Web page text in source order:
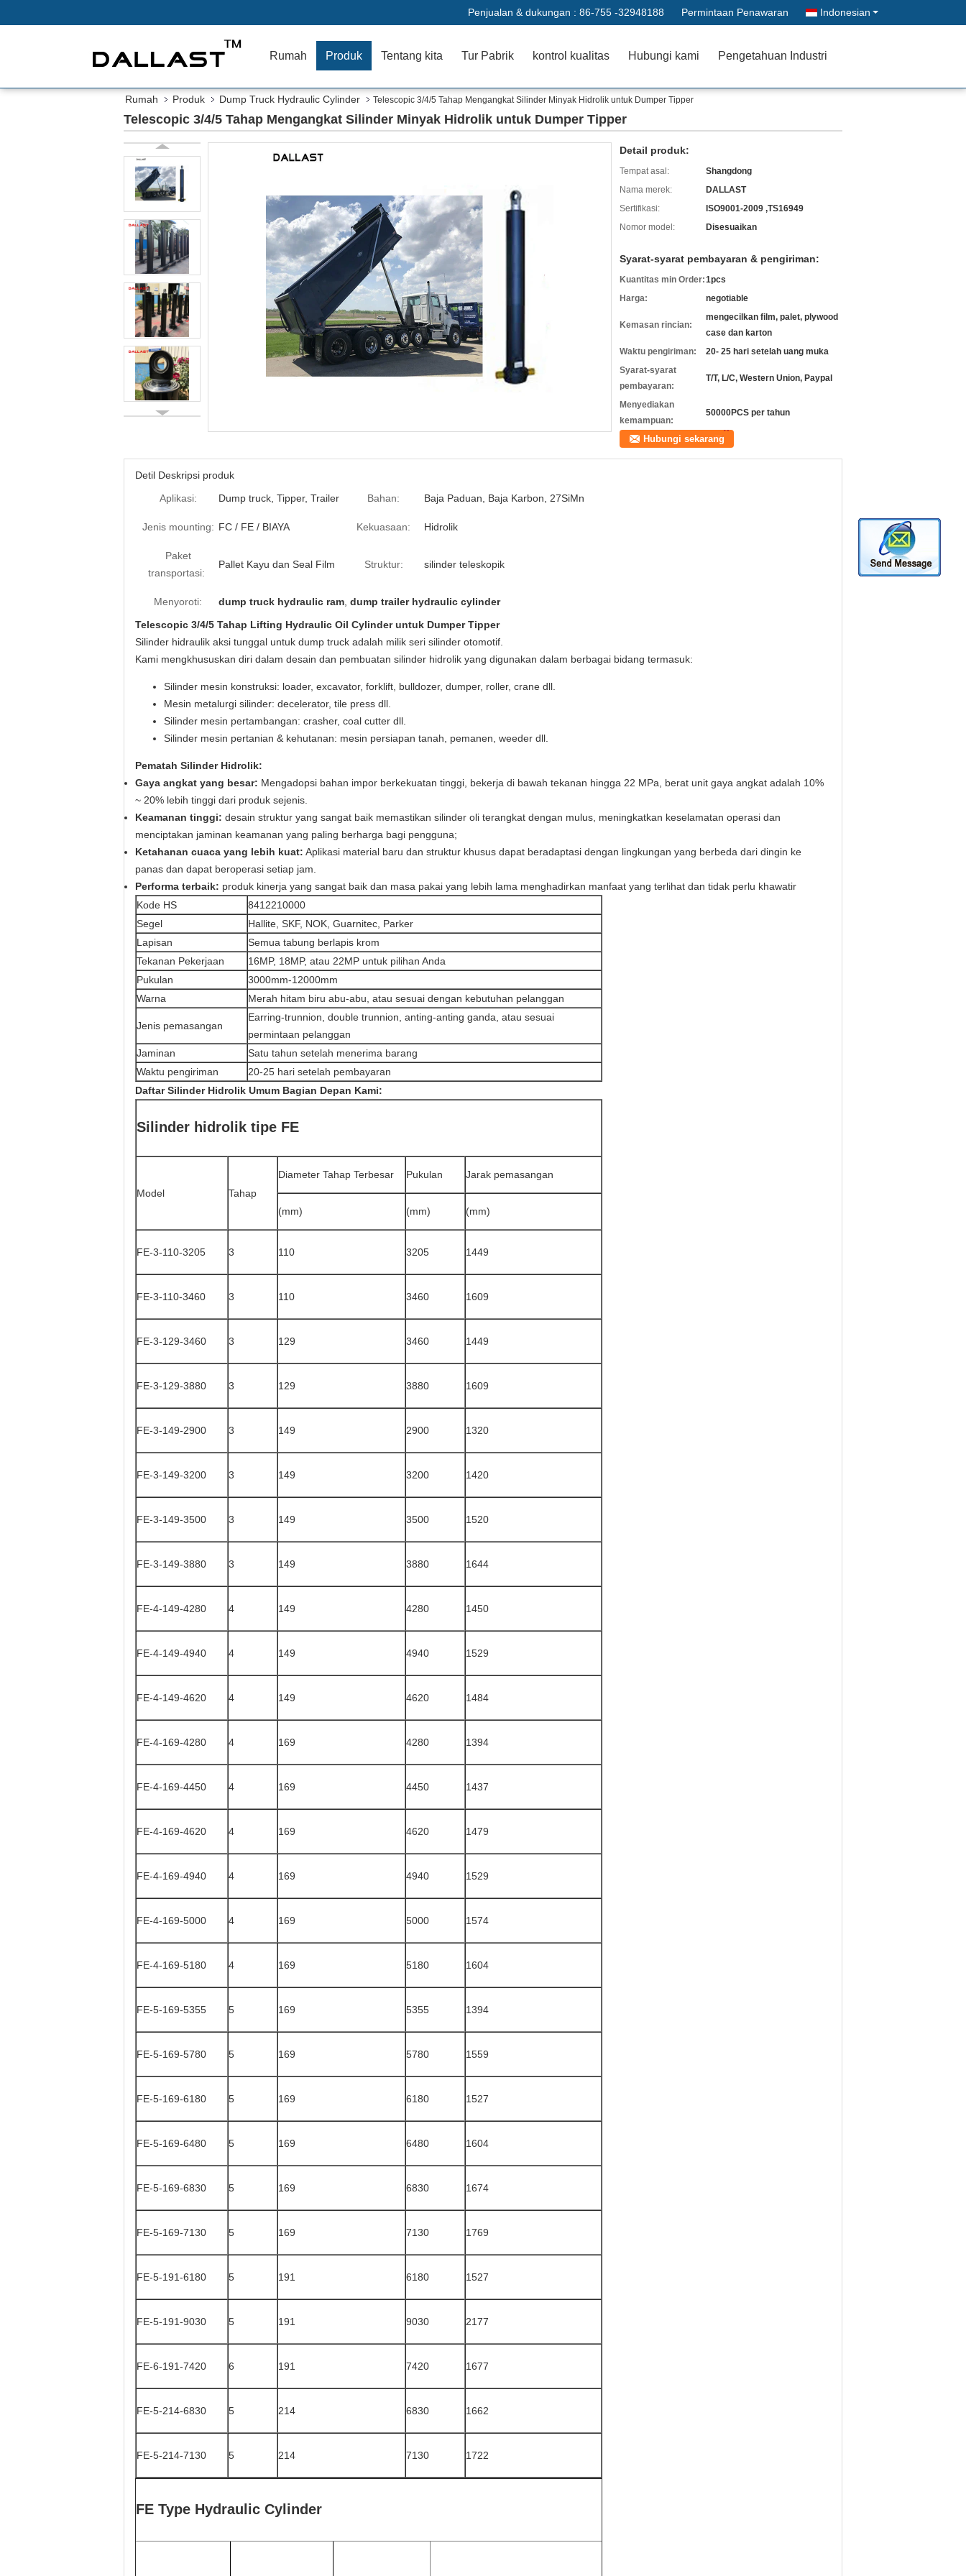
Penjualan & dukungan : 86-755 -32948188 Permintaan Penawaran Indonesian
Rumah Produk Tentang kita Tur Pabrik kontrol kualitas Hubungi kami Pengetahuan Industri
Rumah Produk Dump Truck Hydraulic Cylinder Telescopic 3/4/5 Tahap Mengangkat Silinder Minyak Hidrolik untuk Dumper Tipper
Telescopic 3/4/5 Tahap Mengangkat Silinder Minyak Hidrolik untuk Dumper Tipper
Detail produk:
Tempat asal:
Shangdong
Nama merek:
DALLAST
Sertifikasi:
ISO9001-2009 ,TS16949
Nomor model:
Disesuaikan
Syarat-syarat pembayaran & pengiriman:
Kuantitas min Order:1pcs
Harga:
negotiable
Kemasan rincian:
mengecilkan film, palet, plywood
case dan karton
Waktu pengiriman:
20- 25 hari setelah uang muka
Syarat-syarat
pembayaran:
T/T, L/C, Western Union, Paypal
Menyediakan
kemampuan:
50000PCS per tahun
Hubungi sekarang
Detil Deskripsi produk
Aplikasi:
Dump truck, Tipper, Trailer Bahan: Baja Paduan, Baja Karbon, 27SiMn
Jenis mounting: FC / FE / BIAYA Kekuasaan: Hidrolik
Paket
transportasi:
Pallet Kayu dan Seal Film Struktur: silinder teleskopik
Menyoroti: dump truck hydraulic ram dump trailer hydraulic cylinder
Telescopic 3/4/5 Tahap Lifting Hydraulic Oil Cylinder untuk Dumper Tipper
Silinder hidraulik aksi tunggal untuk dump truck adalah milik seri silinder otomotif.
Kami mengkhususkan diri dalam desain dan pembuatan silinder hidrolik yang digunakan dalam berbagai bidang termasuk:
Silinder mesin konstruksi: loader, excavator, forklift, bulldozer, dumper, roller, crane dll.
Mesin metalurgi silinder: decelerator, tile press dll.
Silinder mesin pertambangan: crasher, coal cutter dll.
Silinder mesin pertanian & kehutanan: mesin persiapan tanah, pemanen, weeder dll.
Pematah Silinder Hidrolik:
Gaya angkat yang besar: Mengadopsi bahan impor berkekuatan tinggi, bekerja di bawah tekanan hingga 22 MPa, berat unit gaya angkat adalah 10%
~ 20% lebih tinggi dari produk sejenis.
Keamanan tinggi: desain struktur yang sangat baik memastikan silinder oli terangkat dengan mulus, meningkatkan keselamatan operasi dan
menciptakan jaminan keamanan yang paling berharga bagi pengguna;
Ketahanan cuaca yang lebih kuat: Aplikasi material baru dan struktur khusus dapat beradaptasi dengan lingkungan yang berbeda dari dingin ke
panas dan dapat beroperasi setiap jam.
Performa terbaik: produk kinerja yang sangat baik dan masa pakai yang lebih lama menghadirkan manfaat yang terlihat dan tidak perlu khawatir
Kode HS
8412210000
Segel
Hallite, SKF, NOK, Guarnitec, Parker
Lapisan
Semua tabung berlapis krom
Tekanan Pekerjaan
16MP, 18MP, atau 22MP untuk pilihan Anda
Pukulan
3000mm-12000mm
Warna
Merah hitam biru abu-abu, atau sesuai dengan kebutuhan pelanggan
Jenis pemasangan
Earring-trunnion, double trunnion, anting-anting ganda, atau sesuai
permintaan pelanggan
Jaminan
Satu tahun setelah menerima barang
Waktu pengiriman
20-25 hari setelah pembayaran
Daftar Silinder Hidrolik Umum Bagian Depan Kami:
Silinder hidrolik tipe FE
Model Tahap
Diameter Tahap Terbesar Pukulan Jarak pemasangan
(mm) (mm) (mm)
FE-3-110-3205 3 110 3205 1449
FE-3-110-3460 3 110 3460 1609
FE-3-129-3460 3 129 3460 1449
FE-3-129-3880 3 129 3880 1609
FE-3-149-2900 3 149 2900 1320
FE-3-149-3200 3 149 3200 1420
FE-3-149-3500 3 149 3500 1520
FE-3-149-3880 3 149 3880 1644
FE-4-149-4280 4 149 4280 1450
FE-4-149-4940 4 149 4940 1529
FE-4-149-4620 4 149 4620 1484
FE-4-169-4280 4 169 4280 1394
FE-4-169-4450 4 169 4450 1437
FE-4-169-4620 4 169 4620 1479
FE-4-169-4940 4 169 4940 1529
FE-4-169-5000 4 169 5000 1574
FE-4-169-5180 4 169 5180 1604
FE-5-169-5355 5 169 5355 1394
FE-5-169-5780 5 169 5780 1559
FE-5-169-6180 5 169 6180 1527
FE-5-169-6480 5 169 6480 1604
FE-5-169-6830 5 169 6830 1674
FE-5-169-7130 5 169 7130 1769
FE-5-191-6180 5 191 6180 1527
FE-5-191-9030 5 191 9030 2177
FE-6-191-7420 6 191 7420 1677
FE-5-214-6830 5 214 6830 1662
FE-5-214-7130 5 214 7130 1722
FE Type Hydraulic Cylinder